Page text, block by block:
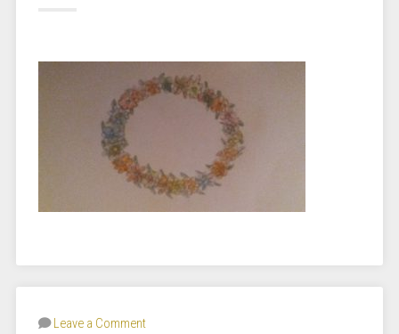
Leave a Comment